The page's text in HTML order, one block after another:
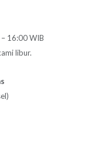
16:00 WIB
libur.